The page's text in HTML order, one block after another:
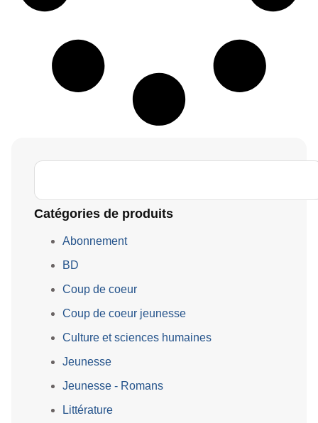
Catégories de produits
Abonnement
BD
Coup de coeur
Coup de coeur jeunesse
Culture et sciences humaines
Jeunesse
Jeunesse - Romans
Littérature